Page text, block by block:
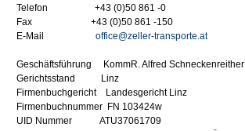
Telefon +43 (0)50 861 -0
Fax +43 (0)50 861 -150
E-Mail office@zeller-transporte.at
Geschäftsführung KommR. Alfred Schneckenreither
Gerichtsstand Linz
Firmenbuchgericht Landesgericht Linz
Firmenbuchnummer FN 103424w
UID Nummer ATU37061709